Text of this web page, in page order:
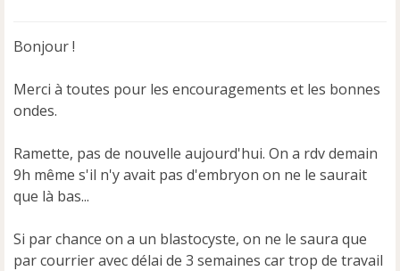
a
e
n
o
l
u
Bonjour !
Merci à toutes pour les encouragements et les bonnes
ondes.
Ramette, pas de nouvelle aujourd'hui. On a rdv demain
9h même s'il n'y avait pas d'embryon on ne le saurait
que là bas...
Si par chance on a un blastocyste, on ne le saura que
par courrier avec délai de 3 semaines car trop de travail